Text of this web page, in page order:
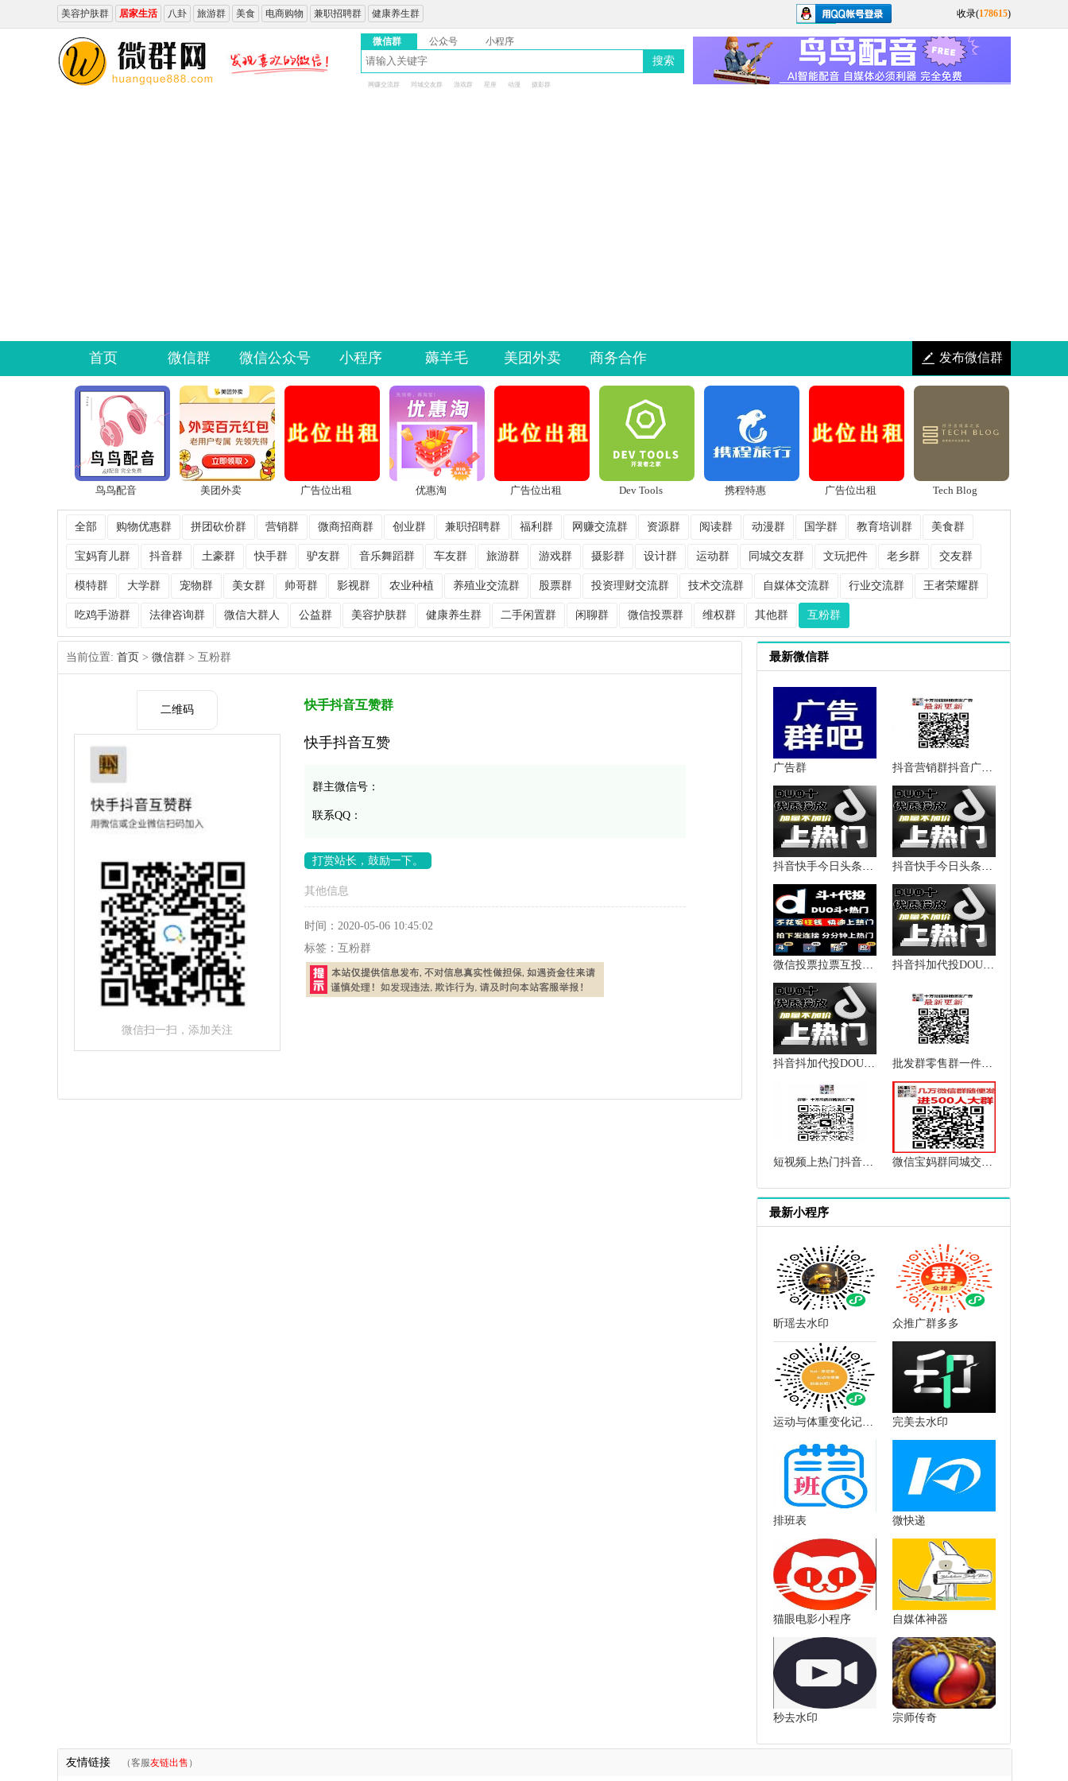
美容护肤群 居家生活 八卦 旅游群 美食 电商购物 兼职招聘群 健康养生群 收录(178615)
微信群 公众号 小程序
搜索
网赚交流群 同城交友群 游戏群 星座 动漫 摄影群
首页 微信群 微信公众号 小程序 薅羊毛 美团外卖 商务合作 发布微信群
鸟鸟配音 美团外卖 广告位出租 优惠淘 广告位出租 Dev Tools 携程特惠 广告位出租 Tech Blog
全部 购物优惠群 拼团砍价群 营销群 微商招商群 创业群 兼职招聘群 福利群 网赚交流群 资源群 阅读群 动漫群 国学群 教育培训群 美食群
宝妈育儿群 抖音群 土豪群 快手群 驴友群 音乐舞蹈群 车友群 旅游群 游戏群 摄影群 设计群 运动群 同城交友群 文玩把件 老乡群 交友群
模特群 大学群 宠物群 美女群 帅哥群 影视群 农业种植 养殖业交流群 股票群 投资理财交流群 技术交流群 自媒体交流群 行业交流群 王者荣耀群
吃鸡手游群 法律咨询群 微信大群人 公益群 美容护肤群 健康养生群 二手闲置群 闲聊群 微信投票群 维权群 其他群 互粉群
当前位置: 首页 > 微信群 > 互粉群
二维码
微信扫一扫，添加关注
快手抖音互赞群
快手抖音互赞
群主微信号：
联系QQ：
打赏站长，鼓励一下。
其他信息
时间： 2020-05-06 10:45:02
标签： 互粉群
最新微信群
广告群 抖音营销群抖音广告群抖音推广群抖音人脉群微信群二维码大全
抖音快手今日头条西瓜视频加粉涨粉点赞播放量上热门提升热度 抖音快手今日头条西瓜视频加粉涨粉点赞播放量上热门提升热度
微信投票拉票互投互粉抖音快手 抖音抖加代投DOU+热门dou上热门抖y音快速上热门图文图集推送投放
抖音抖加代投DOU+热门dou上热门抖y音快速上热门图文图集推送投放 批发群零售群一件代发群货源加盟群代理群微信群二维码大全
短视频上热门抖音上热门群快手上热门群抖音短视频互赞点赞群 微信宝妈群同城交流微信母婴群微信育儿群微信闲置群微信群二维码
最新小程序
昕瑶去水印 众推广群多多
运动与体重变化记录小助手 完美去水印
排班表 微快递
猫眼电影小程序 自媒体神器
秒去水印 宗师传奇
友情链接 （客服友链出售 ）